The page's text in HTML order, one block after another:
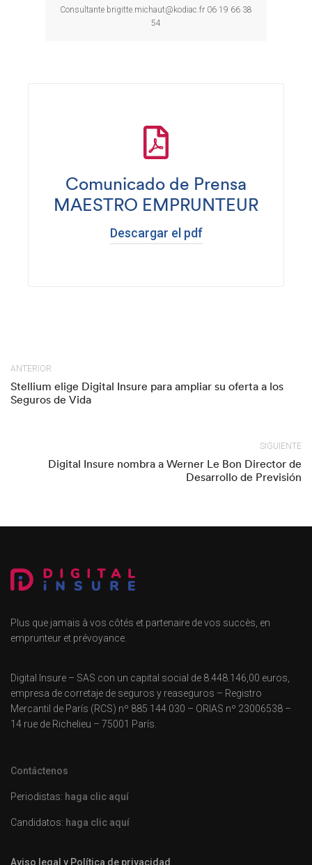
Consultante brigitte.michaut@kodiac.fr 06 19 66 38
54
Comunicado de Prensa
MAESTRO EMPRUNTEUR
Descargar el pdf
ANTERIOR
Stellium elige Digital Insure para ampliar su oferta a los
Seguros de Vida
SIGUIENTE
Digital Insure nombra a Werner Le Bon Director de
Desarrollo de Previsión
Plus que jamais à vos côtés et partenaire de vos succès, en
emprunteur et prévoyance.
Digital Insure – SAS con un capital social de 8.448.146,00 euros,
empresa de corretaje de seguros y reaseguros – Registro
Mercantil de París (RCS) nº 885 144 030 – ORIAS nº 23006538 –
14 rue de Richelieu – 75001 París.
Contáctenos
Periodistas: haga clic aquí
Candidatos: haga clic aquí
Aviso legal y Política de privacidad